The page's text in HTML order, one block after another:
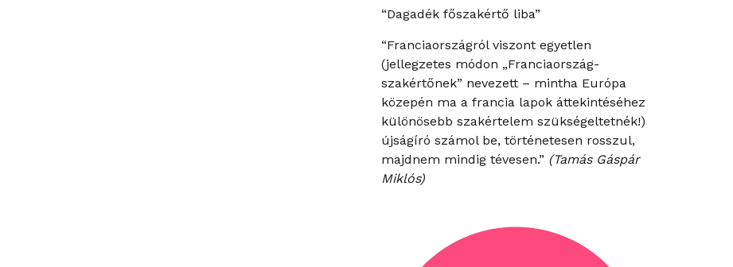
“Dagadék főszakértő liba”
“Franciaországról viszont egyetlen
(jellegzetes módon „Franciaország-
szakértőnek” nevezett – mintha Európa
közepén ma a francia lapok áttekintéséhez
különösebb szakértelem szükségeltetnék!)
újságíró számol be, történetesen rosszul,
majdnem mindig tévesen.” (Tamás Gáspár
Miklós)